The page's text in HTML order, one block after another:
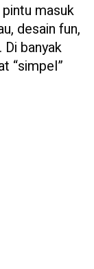
masuk
desain fun,
Di banyak
“simpel”